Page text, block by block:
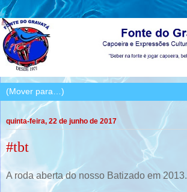
quinta-feira, 22 de junho de 2017
#tbt
A roda aberta do nosso Batizado em 2013.